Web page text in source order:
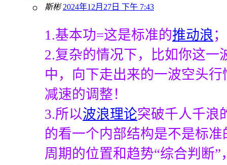
斯彬 2024年12月27日 下午 7:43
1.基本功=这是标准的推动浪 ；
2.复杂的情况下，比如你这一
中，向下走出来的一波空头
减速的调整！
3.所以波浪理论突破千人千浪
的看一个内部结构是不是标
周期的位置和趋势“综合判断